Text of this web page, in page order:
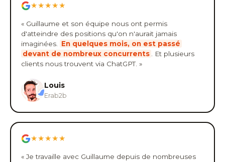
★★★★★
« Guillaume et son équipe nous ont permis
d'atteindre des positions qu'on n'aurait jamais
imaginées.
En quelques mois, on est passé
devant de nombreux concurrents
. Et plusieurs
clients nous trouvent via ChatGPT. »
Louis
Erab2b
★★★★★
« Je travaille avec Guillaume depuis de nombreuses